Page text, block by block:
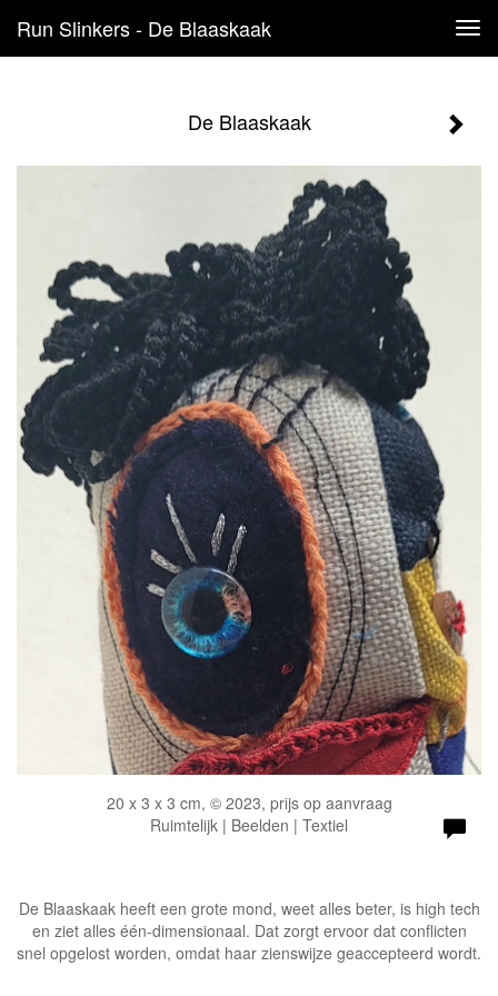
Run Slinkers - De Blaaskaak
De Blaaskaak
20 x 3 x 3 cm, © 2023, prijs op aanvraag
Ruimtelijk | Beelden | Textiel
De Blaaskaak heeft een grote mond, weet alles beter, is high tech
en ziet alles één-dimensionaal. Dat zorgt ervoor dat conflicten
snel opgelost worden, omdat haar zienswijze geaccepteerd wordt.